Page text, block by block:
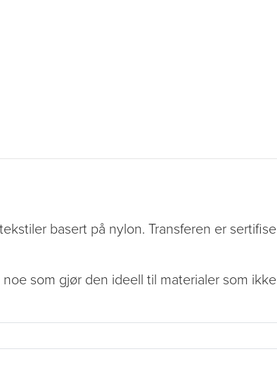
basert på nylon. Transferen er
som gjør den ideell til materialer som